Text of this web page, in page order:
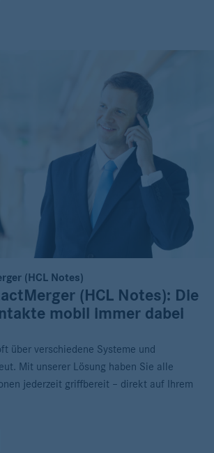
(HCL Notes)
(HCL Notes): Die
mobil immer dabei
über verschiedene Systeme und
Mit unserer Lösung haben Sie alle
jederzeit griffbereit – direkt auf Ihrem